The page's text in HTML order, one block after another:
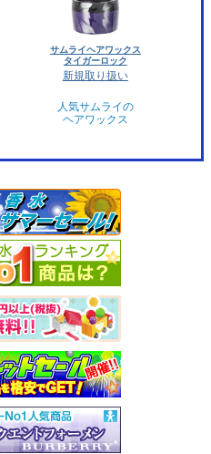
サムライヘアワックス
タイガーロック
新規取り扱い
人気サムライの
ヘアワックス